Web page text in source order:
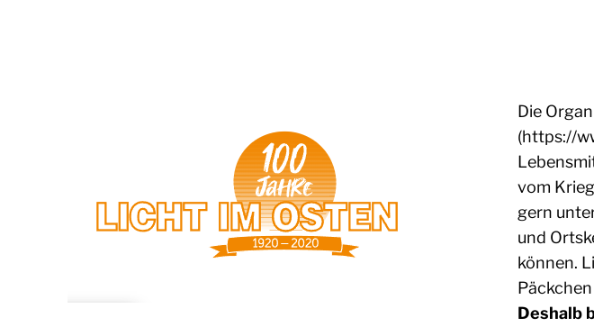
Die
(https://
vom
gern
und
können.
Deshalb